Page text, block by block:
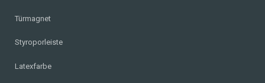
Türmagnet
Styroporleiste
Latexfarbe